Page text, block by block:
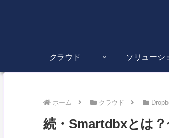
クラウド ソリューシ
ホーム クラウド
続・Smartdbxとは